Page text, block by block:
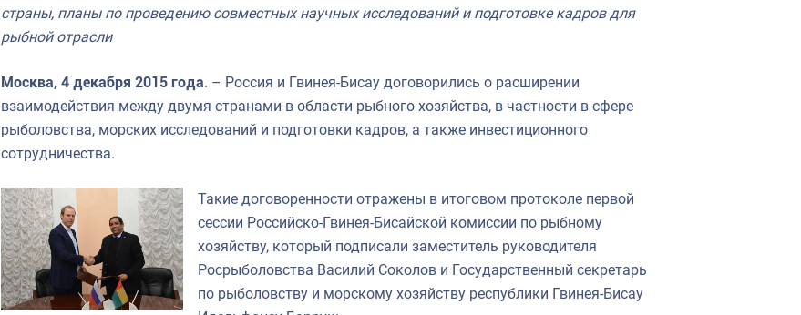
страны, планы по проведению совместных научных исследований и подготовке кадров для
рыбной отрасли
Москва, 4 декабря 2015 года. – Россия и Гвинея-Бисау договорились о расширении
взаимодействия между двумя странами в области рыбного хозяйства, в частности в сфере
рыболовства, морских исследований и подготовки кадров, а также инвестиционного
сотрудничества.
Такие договоренности отражены в итоговом протоколе первой
сессии Российско-Гвинея-Бисайской комиссии по рыбному
хозяйству, который подписали заместитель руководителя
Росрыболовства Василий Соколов и Государственный секретарь
по рыболовству и морскому хозяйству республики Гвинея-Бисау